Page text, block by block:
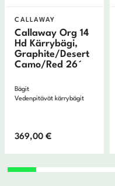
CALLAWAY
Callaway Org 14
Hd Kärrybägi,
Graphite/Desert
Camo/Red 26´
Bägit
Vedenpitävät kärrybägit
369,00€